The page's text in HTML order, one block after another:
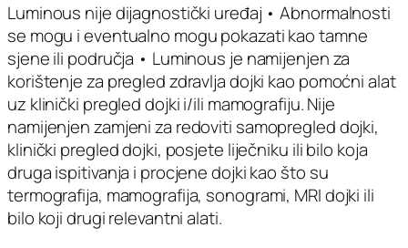
Luminous nije dijagnostički uređaj • Abnormalnosti
se mogu i eventualno mogu pokazati kao tamne
sjene ili područja • Luminous je namijenjen za
korištenje za pregled zdravlja dojki kao pomoćni alat
uz klinički pregled dojki i/ili mamografiju. Nije
namijenjen zamjeni za redoviti samopregled dojki,
klinički pregled dojki, posjete liječniku ili bilo koja
druga ispitivanja i procjene dojki kao što su
termografija, mamografija, sonogrami, MRI dojki ili
bilo koji drugi relevantni alati.